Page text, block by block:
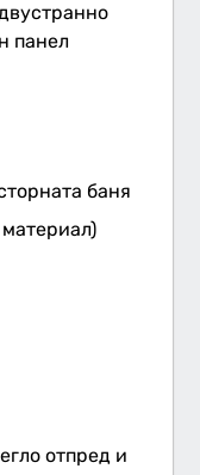
панел
баня
отпред и